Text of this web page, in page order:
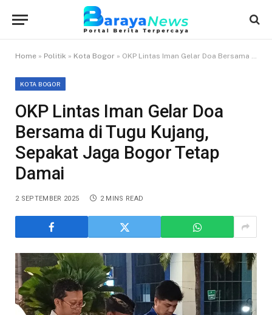
Home » Politik » Kota Bogor » OKP Lintas Iman Gelar Doa Bersama di Tugu Kujang, Sepakat Jaga Bogor Tetap Damai
KOTA BOGOR
OKP Lintas Iman Gelar Doa
Bersama di Tugu Kujang,
Sepakat Jaga Bogor Tetap
Damai
2 SEPTEMBER 2025 2 MINS READ